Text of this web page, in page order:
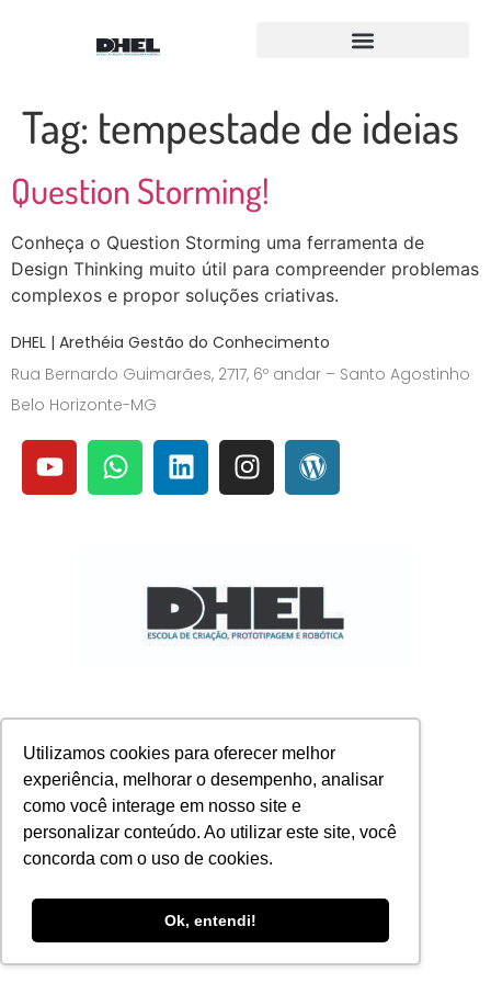
Utilizamos cookies para oferecer melhor
experiência, melhorar o desempenho, analisar
como você interage em nosso site e
personalizar conteúdo. Ao utilizar este site, você
concorda com o uso de cookies.
Ok, entendi!
Tag: tempestade de ideias
Question Storming!
Conheça o Question Storming uma ferramenta de
Design Thinking muito útil para compreender problemas
complexos e propor soluções criativas.
DHEL | Arethéia Gestão do Conhecimento
Rua Bernardo Guimarães, 2717, 6º andar – Santo Agostinho
Belo Horizonte-MG